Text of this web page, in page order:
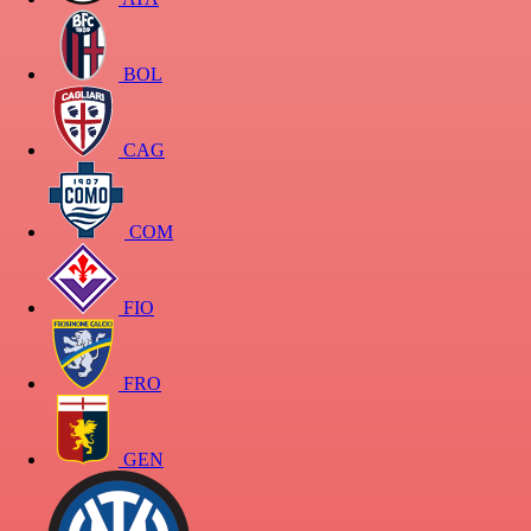
BOL
CAG
COM
FIO
FRO
GEN